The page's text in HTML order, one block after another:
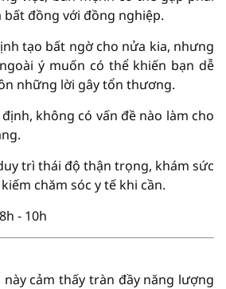
bất đồng với đồng nghiệp.
tạo bất ngờ cho nửa kia, nhưng
ý muốn có thể khiến bạn dễ
những lời gây tổn thương.
không có vấn đề nào làm cho
trì thái độ thận trọng, khám sức
chăm sóc y tế khi cần.
- 10h
này cảm thấy tràn đầy năng lượng